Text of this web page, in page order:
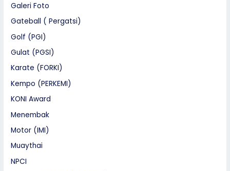
Galeri Foto
Gateball ( Pergatsi)
Golf (PGI)
Gulat (PGSI)
Karate (FORKI)
Kempo (PERKEMI)
KONI Award
Menembak
Motor (IMI)
Muaythai
NPCI